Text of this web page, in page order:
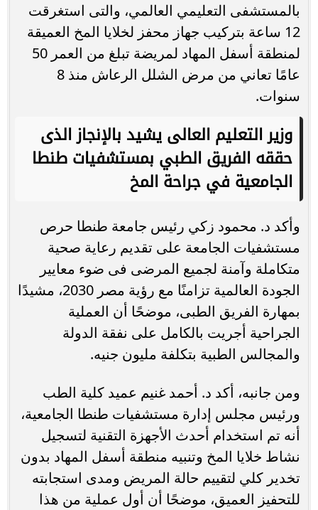
بالمستشفى التعليمي العالمي، والتى استغرقت
12 ساعة بتركيب جهاز محفز لخلايا المخ العميقة
لمنطقة أسفل المهاد لمريضة تبلغ من العمر 50
عامًا تعاني من مرض الشلل الرعاش منذ 8
سنوات.
وزير التعليم العالى يشيد بالإنجاز الذى
حققه الفريق الطبي بمستشفيات طنطا
الجامعية في جراحة المخ
وأكد د. محمود زكي رئيس جامعة طنطا حرص
مستشفيات الجامعة على تقديم رعاية صحية
متكاملة وآمنة لجميع المرضى فى ضوء معايير
الجودة العالمية تزامنًا مع رؤية مصر 2030، مشيدًا
بمهارة الفريق الطبى، موضحًا أن العملية
الجراحية أجريت بالكامل على نفقة الدولة
والمجالس الطبية بتكلفة مليون جنيه.
ومن جانبه، أكد د. أحمد غنيم عميد كلية الطب
ورئيس مجلس إدارة مستشفيات طنطا الجامعية،
أنه تم استخدام أحدث الأجهزة التقنية لتسجيل
نشاط خلايا المخ وتنبيه منطقة أسفل المهاد بدون
تخدير كلي لتقييم حالة المريض ومدى استجابته
للتحفيز العميق، موضحًا أن أول عملية من هذا